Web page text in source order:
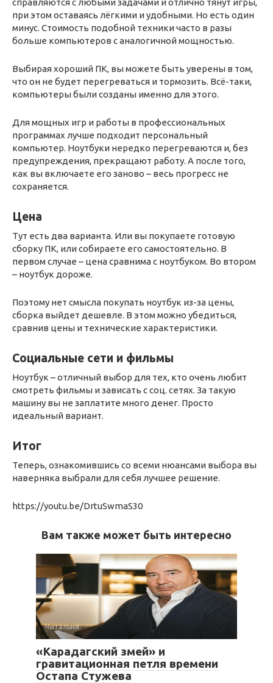
при этом оставаясь лёгкими и удобными. Но есть один
минус. Стоимость подобной техники часто в разы
больше компьютеров с аналогичной мощностью.
Выбирая хороший ПК, вы можете быть уверены в том,
что он не будет перегреваться и тормозить. Всё-таки,
компьютеры были созданы именно для этого.
Для мощных игр и работы в профессиональных
программах лучше подходит персональный
компьютер. Ноутбуки нередко перегреваются и, без
предупреждения, прекращают работу. А после того,
как вы включаете его заново – весь прогресс не
сохраняется.
Цена
Тут есть два варианта. Или вы покупаете готовую
сборку ПК, или собираете его самостоятельно. В
первом случае – цена сравнима с ноутбуком. Во втором
– ноутбук дороже.
Поэтому нет смысла покупать ноутбук из-за цены,
сборка выйдет дешевле. В этом можно убедиться,
сравнив цены и технические характеристики.
Социальные сети и фильмы
Ноутбук – отличный выбор для тех, кто очень любит
смотреть фильмы и зависать с соц. сетях. За такую
машину вы не заплатите много денег. Просто
идеальный вариант.
Итог
Теперь, ознакомившись со всеми нюансами выбора вы
наверняка выбрали для себя лучшее решение.
https://youtu.be/DrtuSwmaS30
Вам также может быть интересно
Читальня
«Карадагский змей» и
гравитационная петля времени
Остапа Стужева